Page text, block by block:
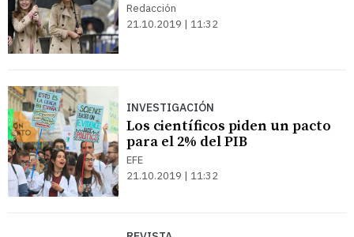
Redacción
21.10.2019 | 11:32
INVESTIGACIÓN
Los científicos piden un pacto
para el 2% del PIB
EFE
21.10.2019 | 11:32